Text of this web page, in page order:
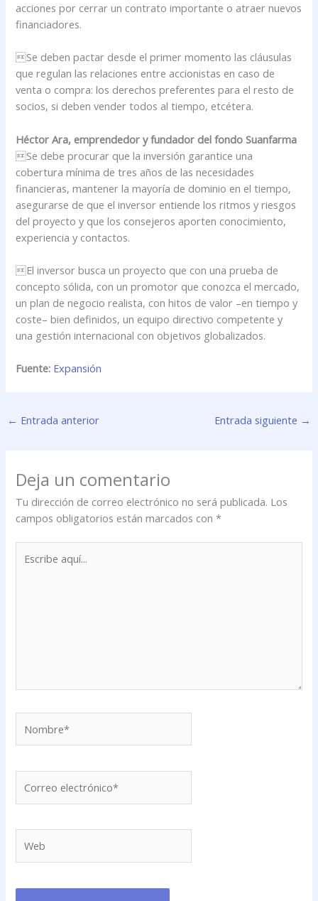
acciones por cerrar un contrato importante o atraer nuevos
financiadores.
Se deben pactar desde el primer momento las cláusulas
que regulan las relaciones entre accionistas en caso de
venta o compra: los derechos preferentes para el resto de
socios, si deben vender todos al tiempo, etcétera.
Héctor Ara, emprendedor y fundador del fondo Suanfarma
Se debe procurar que la inversión garantice una
cobertura mínima de tres años de las necesidades
financieras, mantener la mayoría de dominio en el tiempo,
asegurarse de que el inversor entiende los ritmos y riesgos
del proyecto y que los consejeros aporten conocimiento,
experiencia y contactos.
El inversor busca un proyecto que con una prueba de
concepto sólida, con un promotor que conozca el mercado,
un plan de negocio realista, con hitos de valor –en tiempo y
coste– bien definidos, un equipo directivo competente y
una gestión internacional con objetivos globalizados.
Fuente: Expansión
← Entrada anterior Entrada siguiente →
Deja un comentario
Tu dirección de correo electrónico no será publicada. Los
campos obligatorios están marcados con*
aquí...
electrónico*